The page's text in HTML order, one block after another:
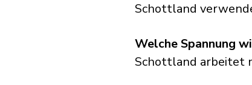
Schottland
Welche Spannung
Schottland arbeitet